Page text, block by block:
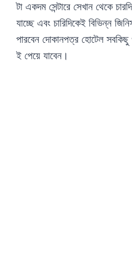
টা একদম সেন্টারে সেখান থেকে
যাচ্ছে এবং চারিদিকেই বিভিন্ন
পারবেন দোকানপত্র হোটেল সবকিছু
ই পেয়ে যাবেন।